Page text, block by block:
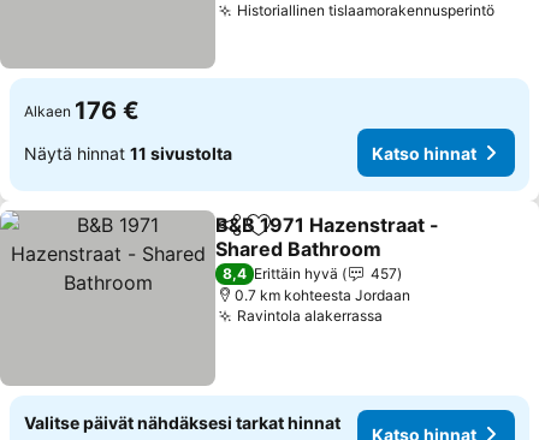
Historiallinen tislaamorakennusperintö
Alkaen 176 €
Näytä hinnat 11 sivustolta Katso hinnat
Jaa Lisää suosikkeihin
B&B 1971 Hazenstraat -
Shared Bathroom
Katso hinnat
8,4 Erittäin hyvä
457
0.7 km kohteesta Jordaan
Ravintola alakerrassa
Valitse päivät nähdäksesi tarkat hinnat
Katso hinnat